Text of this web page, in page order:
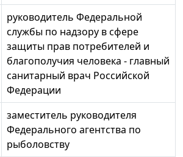
руководитель Федеральной
службы по надзору в сфере
защиты прав потребителей и
благополучия человека - главный
санитарный врач Российской
Федерации
заместитель руководителя
Федерального агентства по
рыболовству